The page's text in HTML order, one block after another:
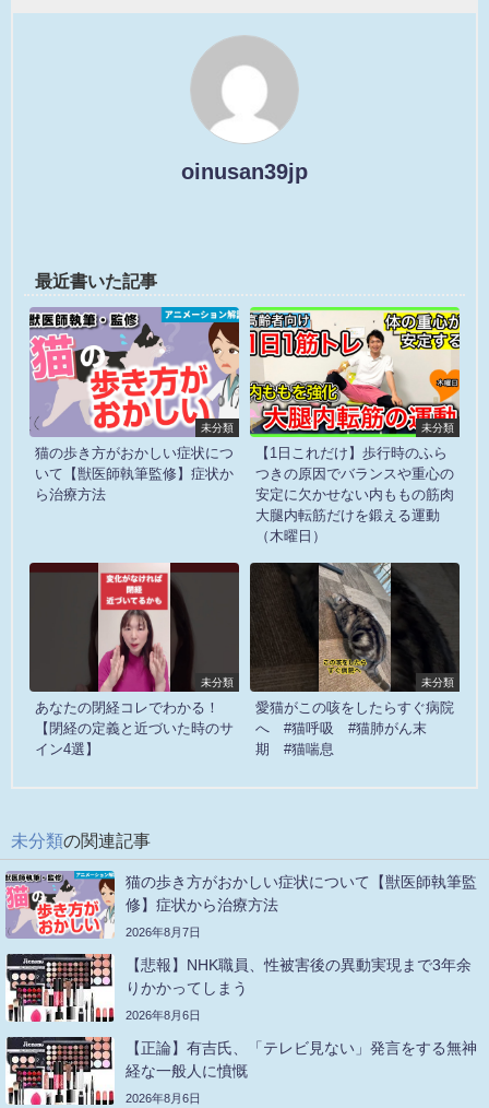
oinusan39jp
最近書いた記事
未分類
猫の歩き方がおかしい症状につ
いて【獣医師執筆監修】症状か
ら治療方法
未分類
【1日これだけ】歩行時のふら
つきの原因でバランスや重心の
安定に欠かせない内ももの筋肉
大腿内転筋だけを鍛える運動
（木曜日）
未分類
あなたの閉経コレでわかる！
【閉経の定義と近づいた時のサ
イン4選】
未分類
愛猫がこの咳をしたらすぐ病院
へ #猫呼吸 #猫肺がん末
期 #猫喘息
未分類の関連記事
猫の歩き方がおかしい症状について【獣医師執筆監
修】症状から治療方法
2026年8月7日
【悲報】NHK職員、性被害後の異動実現まで3年余
りかかってしまう
2026年8月6日
【正論】有吉氏、「テレビ見ない」発言をする無神
経な一般人に憤慨
2026年8月6日